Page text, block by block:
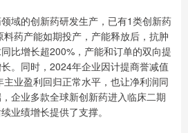
域的创新药研发生产，已有1类创新药
药产能如期投产，产能释放后，抗肿
比增长超200%，产能和订单的双向提
。同时，2024年企业因计提商誉减值
业盈利回归正常水平，也让净利润同
企业多款全球新创新药进入临床二期
业绩增长提供了支撑。